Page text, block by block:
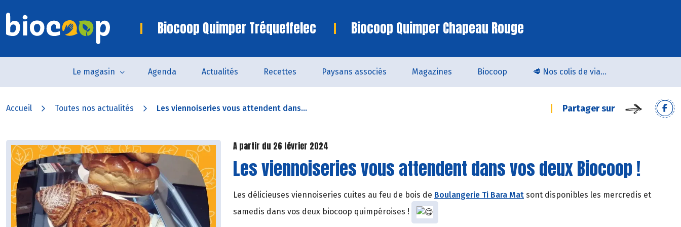
Biocoop Quimper Tréqueffelec Biocoop Quimper Chapeau Rouge
Le magasin Agenda Actualités Recettes Paysans associés Magazines Biocoop 🥩 Nos colis de viande bio & locale arrivent chez Biocoop Quimper !
Accueil Toutes nos actualités Les viennoiseries vous attendent dans... Partager sur
A partir du 26 février 2024
Les viennoiseries vous attendent dans vos deux Biocoop !
Les délicieuses viennoiseries cuites au feu de bois de Boulangerie Ti Bara Mat sont disponibles les mercredis et
samedis dans vos deux biocoop quimpéroises !